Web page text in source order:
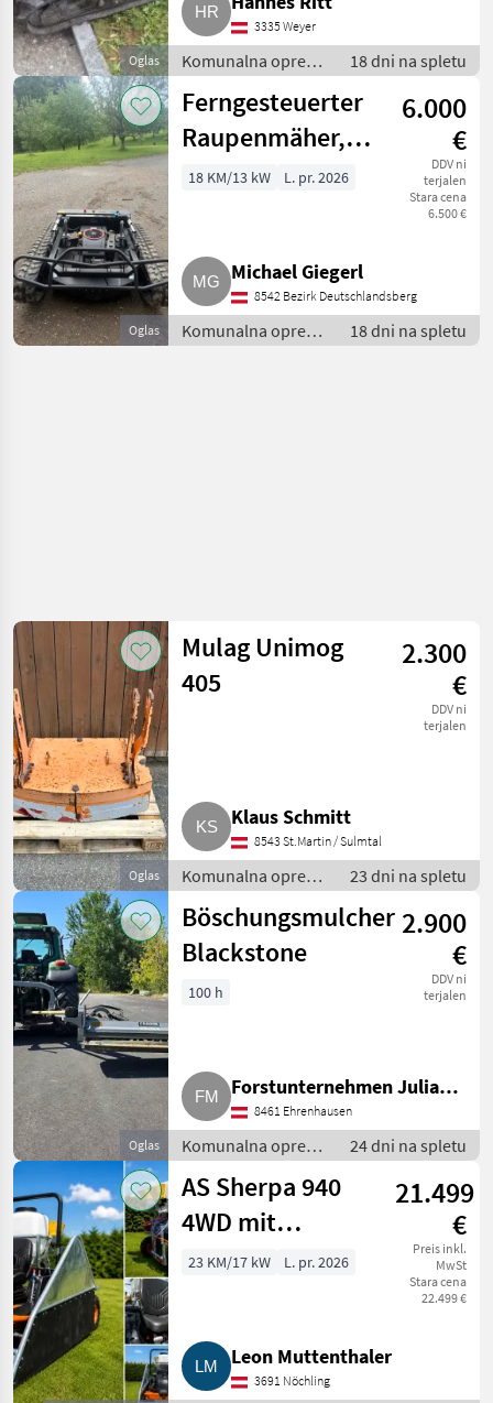
Oglas
3335 Weyer
Komunalna oprema
/ Kosilnica za
brežine
18 dni na spletu
Oglas
Ferngesteuerter
Raupenmäher,
Mähroboter,
6.000
€
DDV ni
terjalen
Stara cena
6.500 €
18 KM/13 kW L. pr. 2026
Michael Giegerl
8542 Bezirk Deutschlandsberg
Komunalna oprema
/ Kosilnica za
18 dni na spletu
Oglas
Mulag Unimog
405
2.300
€
DDV ni
terjalen
Klaus Schmitt
8543 St.Martin / Sulmtal
Komunalna oprema
/ Kosilnica za
brežine
23 dni na spletu
Oglas
Böschungsmulcher
Blackstone
2.900
€
DDV ni
terjalen
100 h
Forstunternehmen Julian
Macek
8461 Ehrenhausen
Komunalna oprema
/ Kosilnica za
brežine
24 dni na spletu
AS Sherpa 940
4WD mit
Reihenspritzanlage
21.499
€
Preis inkl.
MwSt
Stara cena
22.499 €
23 KM/17 kW L. pr. 2026
Leon Muttenthaler
3691 Nöchling